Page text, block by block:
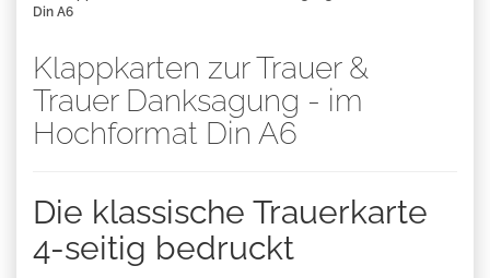
Din A6
Klappkarten zur Trauer &
Trauer Danksagung - im
Hochformat Din A6
Die klassische Trauerkarte
4-seitig bedruckt